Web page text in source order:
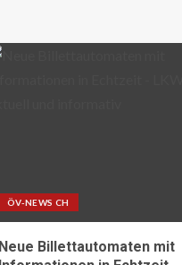
ÖV-NEWS CH
Neue Billettautomaten mit